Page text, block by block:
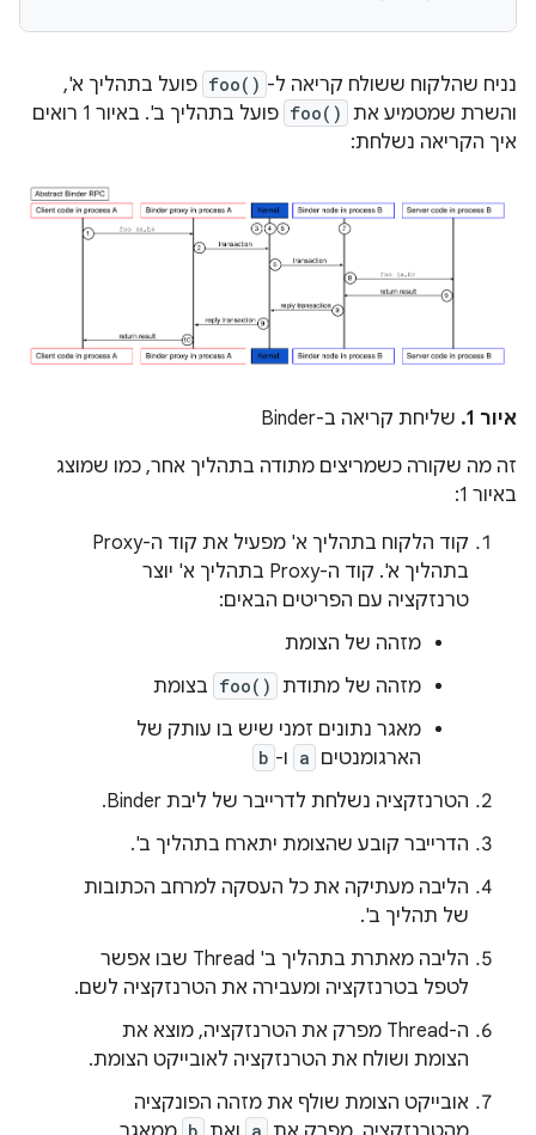
נניח שהלקוח ששולח קריאה ל- foo() פועל בתהליך א',
והשרת שמטמיע את foo()
פועל בתהליך ב'. באיור 1 רואים
איך הקריאה נשלחת:
איור 1.
שליחת קריאה ב-Binder
זה מה שקורה כשמריצים מתודה בתהליך אחר, כמו שמוצג
באיור 1:
קוד הלקוח בתהליך א' מפעיל את קוד ה-Proxy
בתהליך א'. קוד ה-Proxy בתהליך א' יוצר
טרנזקציה עם הפריטים הבאים:
מזהה של הצומת
מזהה של מתודת foo() בצומת
מאגר נתונים זמני שיש בו עותק של
הארגומנטים a ו- b
הטרנזקציה נשלחת לדרייבר של ליבת Binder.
הדרייבר קובע שהצומת יתארח בתהליך ב'.
הליבה מעתיקה את כל העסקה למרחב הכתובות
של תהליך ב'.
הליבה מאתרת בתהליך ב' Thread שבו אפשר
לטפל בטרנזקציה ומעבירה את הטרנזקציה לשם.
ה-Thread מפרק את הטרנזקציה, מוצא את
הצומת ושולח את הטרנזקציה לאובייקט הצומת.
אובייקט הצומת שולף את מזהה הפונקציה